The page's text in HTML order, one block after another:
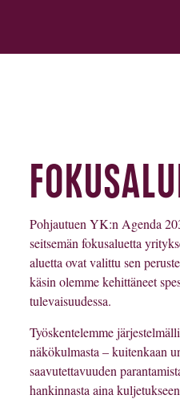
Pohjautuen YK:n Agenda
seitsemän fokusaluetta
aluetta ovat valittu sen
käsin olemme kehittäneet
tulevaisuudessa.
Työskentelemme
näkökulmasta – kuitenkaan
saavutettavuuden
hankinnasta aina